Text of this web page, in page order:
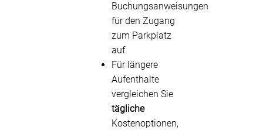
Buchungsanweisungen
für den Zugang
zum Parkplatz
auf.
Für längere
Aufenthalte
vergleichen Sie
tägliche
Kostenoptionen,